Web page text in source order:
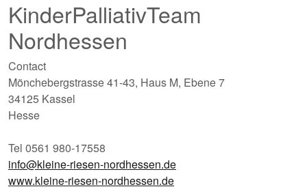
KinderPalliativTeam
Nordhessen
Contact
Mönchebergstrasse 41-43, Haus M, Ebene 7
34125 Kassel
Hesse
Tel 0561 980-17558
info@kleine-riesen-nordhessen.de
www.kleine-riesen-nordhessen.de